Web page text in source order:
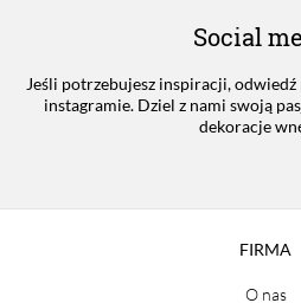
Social
Jeśli potrzebujesz inspiracji,
instagramie. Dziel z nami swoją
dekoracje
FIRMA
O nas